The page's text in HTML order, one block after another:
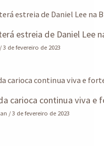
estreia de Daniel Lee
/3 de fevereiro de 2023
carioca continua viva e
/3 de fevereiro de 2023